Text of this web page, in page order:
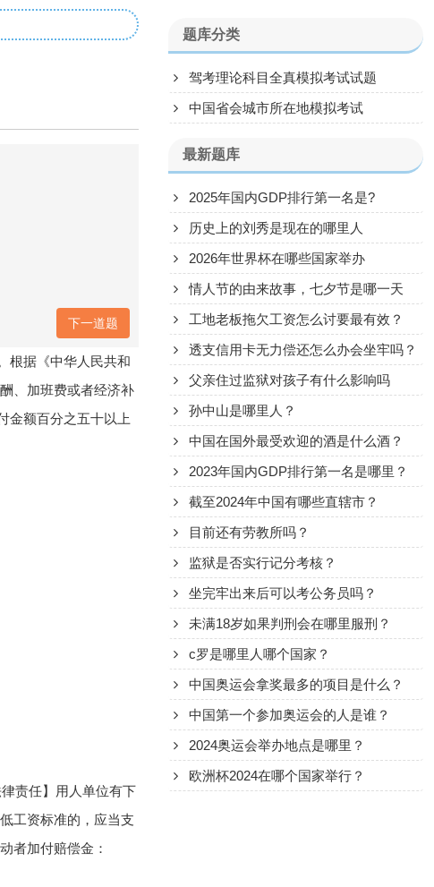
下一道题
根据《中华人民共和
、加班费或者经济补
金额百分之五十以上
责任】用人单位有下
工资标准的，应当支
者加付赔偿金：
题库分类
驾考理论科目全真模拟考试试题
中国省会城市所在地模拟考试
最新题库
2025年国内GDP排行第一名是?
历史上的刘秀是现在的哪里人
2026年世界杯在哪些国家举办
情人节的由来故事，七夕节是哪一天
工地老板拖欠工资怎么讨要最有效？
透支信用卡无力偿还怎么办会坐牢吗？
父亲住过监狱对孩子有什么影响吗
孙中山是哪里人？
中国在国外最受欢迎的酒是什么酒？
2023年国内GDP排行第一名是哪里？
截至2024年中国有哪些直辖市？
目前还有劳教所吗？
监狱是否实行记分考核？
坐完牢出来后可以考公务员吗？
未满18岁如果判刑会在哪里服刑？
c罗是哪里人哪个国家？
中国奥运会拿奖最多的项目是什么？
中国第一个参加奥运会的人是谁？
2024奥运会举办地点是哪里？
欧洲杯2024在哪个国家举行？